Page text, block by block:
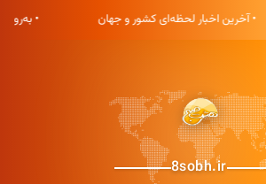
• آخرین اخبار لحظه‌ای کشور و جهان •
8sobh.ir